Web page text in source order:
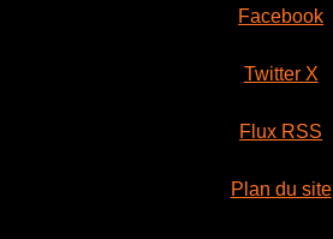
Facebook
Twitter X
Flux RSS
Plan du site